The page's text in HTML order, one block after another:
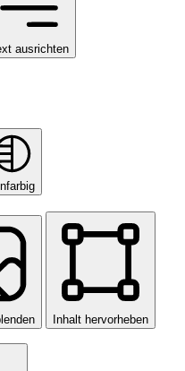
ausrichten
Inhalt hervorheben